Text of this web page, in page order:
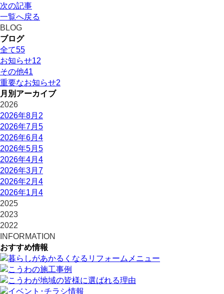
次の記事
一覧へ戻る
BLOG
ブログ
全て55
お知らせ12
その他41
重要なお知らせ2
月別アーカイブ
2026
2026年8月 2
2026年7月 5
2026年6月 4
2026年5月 5
2026年4月 4
2026年3月 7
2026年2月 4
2026年1月 4
2025
2023
2022
INFORMATION
おすすめ情報